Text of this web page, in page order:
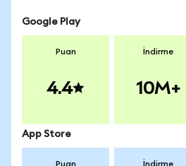
Google Play
Puan
4.4
İndirme
10M+
App Store
Puan İndirme